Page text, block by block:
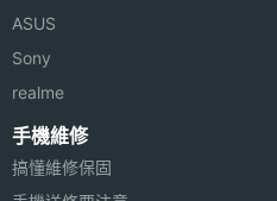
ASUS
Sony
realme
手機維修
搞懂維修保固